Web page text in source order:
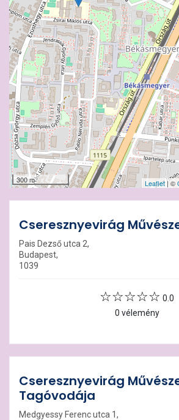
300 m Leaflet| ©
Cseresznyevirág
Pais Dezső utca 2,
Budapest,
1039
0.0
0 vélemény
Cseresznyevirág
Tagóvodája
Medgyessy Ferenc utca 1,